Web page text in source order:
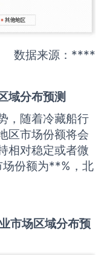
数据来源：****
域分布预测
，随着冷藏船行
区市场份额将会
相对稳定或者微
份额为**%，北
市场区域分布预